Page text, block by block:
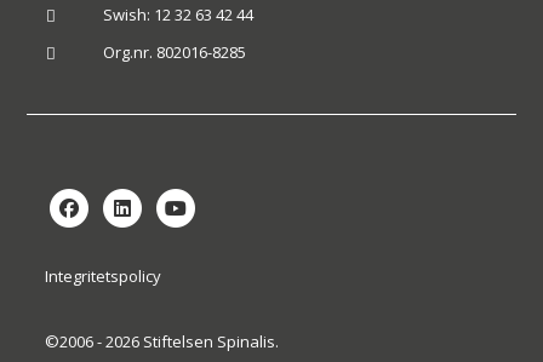
 Swish: 12 32 63 42 44
 Org.nr. 802016-8285
Integritetspolicy
©2006 - 2026 Stiftelsen Spinalis.